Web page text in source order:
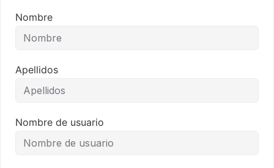
Nombre
Apellidos
Nombre de usuario